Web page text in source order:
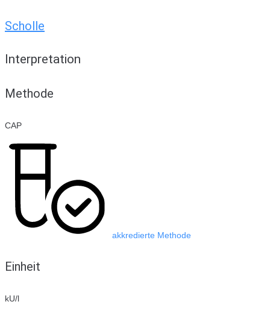
Scholle
Interpretation
Methode
CAP
akkredierte Methode
Einheit
kU/l